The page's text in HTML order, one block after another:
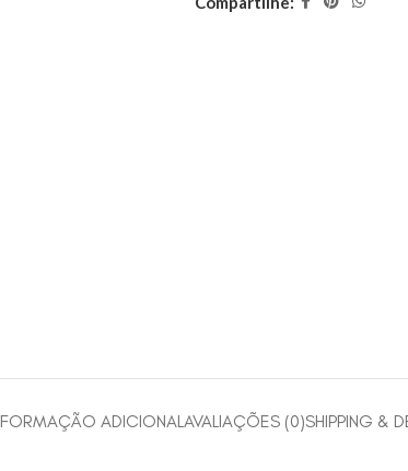
ADICIONALAVALIAÇÕES (0)SHIPPING &